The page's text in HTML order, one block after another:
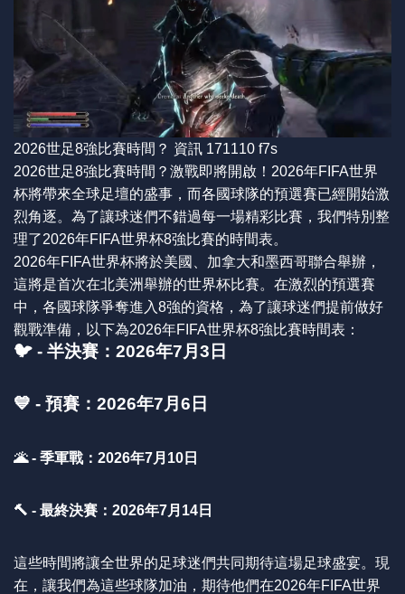
2026世足8強比賽時間？ 資訊 171110 f7s
2026世足8強比賽時間？激戰即將開啟！2026年FIFA世界
杯將帶來全球足壇的盛事，而各國球隊的預選賽已經開始激
烈角逐。為了讓球迷們不錯過每一場精彩比賽，我們特別整
理了2026年FIFA世界杯8強比賽的時間表。
2026年FIFA世界杯將於美國、加拿大和墨西哥聯合舉辦，
這將是首次在北美洲舉辦的世界杯比賽。在激烈的預選賽
中，各國球隊爭奪進入8強的資格，為了讓球迷們提前做好
觀戰準備，以下為2026年FIFA世界杯8強比賽時間表：
🐦 - 半決賽：2026年7月3日
💙 - 預賽：2026年7月6日
🌋 - 季軍戰：2026年7月10日
🔨 - 最終決賽：2026年7月14日
這些時間將讓全世界的足球迷們共同期待這場足球盛宴。現
在，讓我們為這些球隊加油，期待他們在2026年FIFA世界